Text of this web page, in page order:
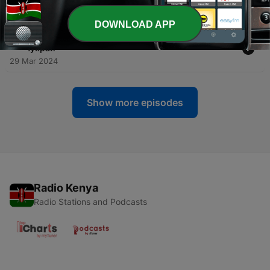
30 Mar 2024
2 - Кто этот ваш Питон? Обзор курса с Екатериной
Чухрай
29 Mar 2024
Show more episodes
Radio Kenya
Radio Stations and Podcasts
DOWNLOAD APP